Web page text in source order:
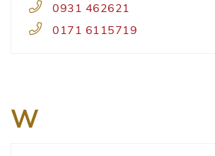
0931 462621
0171 6115719
W